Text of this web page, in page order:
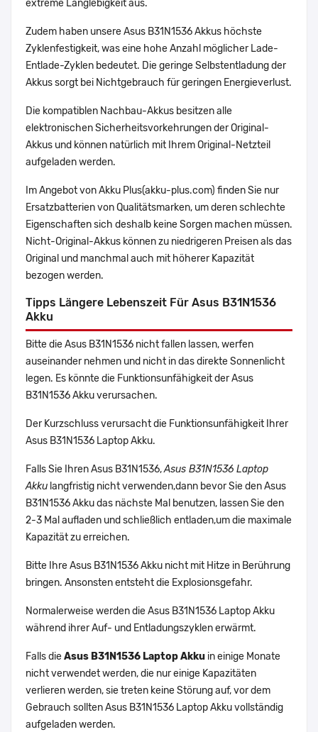
extreme Langlebigkeit aus.
Zudem haben unsere Asus B31N1536 Akkus höchste
Zyklenfestigkeit, was eine hohe Anzahl möglicher Lade-
Entlade-Zyklen bedeutet. Die geringe Selbstentladung der
Akkus sorgt bei Nichtgebrauch für geringen Energieverlust.
Die kompatiblen Nachbau-Akkus besitzen alle
elektronischen Sicherheitsvorkehrungen der Original-
Akkus und können natürlich mit Ihrem Original-Netzteil
aufgeladen werden.
Im Angebot von Akku Plus(akku-plus.com) finden Sie nur
Ersatzbatterien von Qualitätsmarken, um deren schlechte
Eigenschaften sich deshalb keine Sorgen machen müssen.
Nicht-Original-Akkus können zu niedrigeren Preisen als das
Original und manchmal auch mit höherer Kapazität
bezogen werden.
Tipps Längere Lebenszeit Für Asus B31N1536
Akku
Bitte die Asus B31N1536 nicht fallen lassen, werfen
auseinander nehmen und nicht in das direkte Sonnenlicht
legen. Es könnte die Funktionsunfähigkeit der Asus
B31N1536 Akku verursachen.
Der Kurzschluss verursacht die Funktionsunfähigkeit Ihrer
Asus B31N1536 Laptop Akku.
Falls Sie Ihren Asus B31N1536,Asus B31N1536 Laptop
Akku langfristig nicht verwenden,dann bevor Sie den Asus
B31N1536 Akku das nächste Mal benutzen, lassen Sie den
2-3 Mal aufladen und schließlich entladen,um die maximale
Kapazität zu erreichen.
Bitte Ihre Asus B31N1536 Akku nicht mit Hitze in Berührung
bringen. Ansonsten entsteht die Explosionsgefahr.
Normalerweise werden die Asus B31N1536 Laptop Akku
während ihrer Auf- und Entladungszyklen erwärmt.
Falls dieAsus B31N1536 Laptop Akku in einige Monate
nicht verwendet werden, die nur einige Kapazitäten
verlieren werden, sie treten keine Störung auf, vor dem
Gebrauch sollten Asus B31N1536 Laptop Akku vollständig
aufgeladen werden.